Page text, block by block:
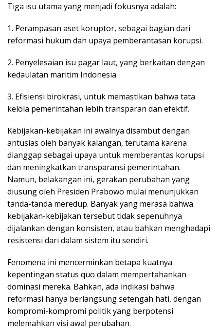
Tiga isu utama yang menjadi fokusnya adalah:
1. Perampasan aset koruptor, sebagai bagian dari
reformasi hukum dan upaya pemberantasan korupsi.
2. Penyelesaian isu pagar laut, yang berkaitan dengan
kedaulatan maritim Indonesia.
3. Efisiensi birokrasi, untuk memastikan bahwa tata
kelola pemerintahan lebih transparan dan efektif.
Kebijakan-kebijakan ini awalnya disambut dengan
antusias oleh banyak kalangan, terutama karena
dianggap sebagai upaya untuk memberantas korupsi
dan meningkatkan transparansi pemerintahan.
Namun, belakangan ini, gerakan perubahan yang
diusung oleh Presiden Prabowo mulai menunjukkan
tanda-tanda meredup. Banyak yang merasa bahwa
kebijakan-kebijakan tersebut tidak sepenuhnya
dijalankan dengan konsisten, atau bahkan menghadapi
resistensi dari dalam sistem itu sendiri.
Fenomena ini mencerminkan betapa kuatnya
kepentingan status quo dalam mempertahankan
dominasi mereka. Bahkan, ada indikasi bahwa
reformasi hanya berlangsung setengah hati, dengan
kompromi-kompromi politik yang berpotensi
melemahkan visi awal perubahan.